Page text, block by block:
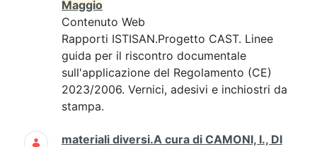
Maggio
Contenuto Web
Rapporti ISTISAN.Progetto CAST. Linee
guida per il riscontro documentale
sull'applicazione del Regolamento (CE)
2023/2006. Vernici, adesivi e inchiostri da
stampa.
materiali diversi.A cura di CAMONI, I., DI